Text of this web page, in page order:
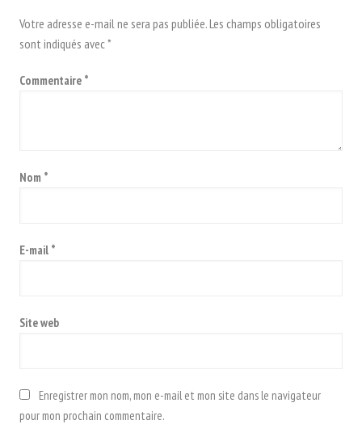
Votre adresse e-mail ne sera pas publiée.Les champs obligatoires
sont indiqués avec*
Commentaire *
Nom *
E-mail *
Site web
Enregistrer mon nom, mon e-mail et mon site dans le navigateur
pour mon prochain commentaire.